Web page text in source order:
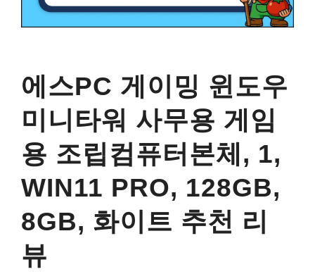
에스PC 게이밍 윈도우
미니타워 사무용 게임
용 조립컴퓨터본체, 1,
WIN11 PRO, 128GB,
8GB, 화이트 추천 리
뷰